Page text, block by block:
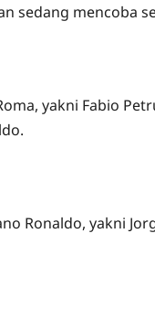
sedang mencoba
yakni Fabio
Ronaldo, yakni